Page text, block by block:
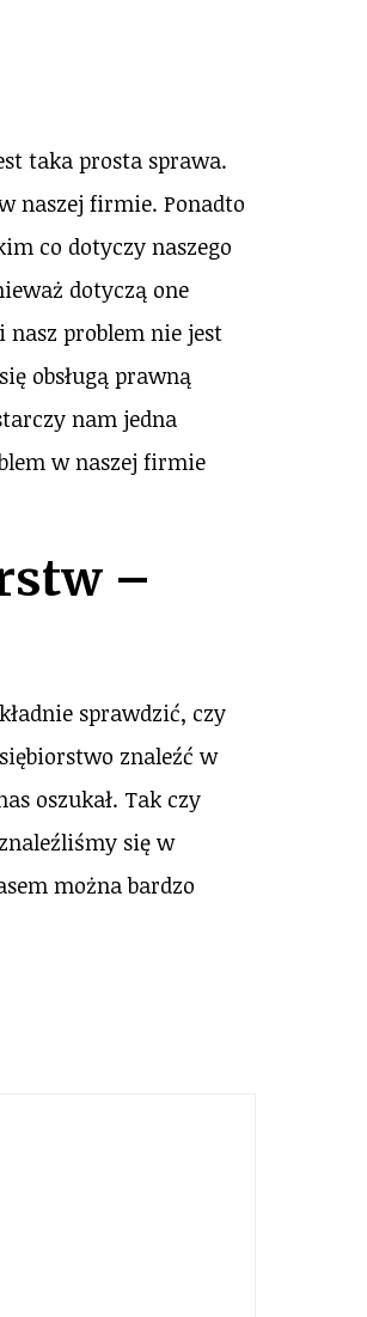
taka prosta sprawa.
naszej firmie. Ponadto
co dotyczy naszego
dotyczą one
nasz problem nie jest
obsługą prawną
nam jedna
w naszej firmie
–
sprawdzić, czy
znaleźć w
oszukał. Tak czy
się w
można bardzo